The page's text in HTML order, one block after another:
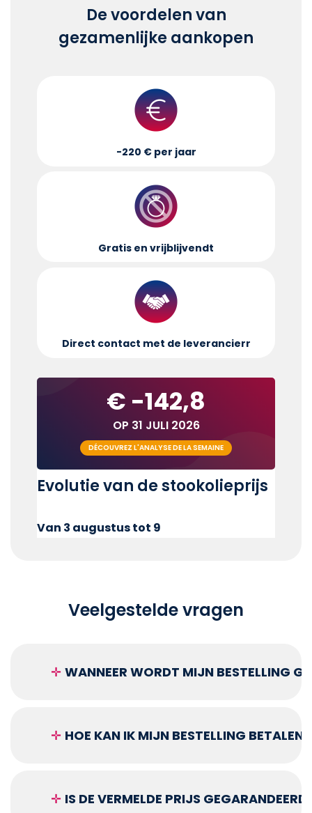
De voordelen van
gezamenlijke aankopen
-220 € per jaar
Gratis en vrijblijvendt
Direct contact met de leverancierr
€ -142,8
OP 31 JULI 2026
DÉCOUVREZ L'ANALYSE DE LA SEMAINE
Evolutie van de stookolieprijs
Van 3 augustus tot 9
Veelgestelde vragen
✛ WANNEER WORDT MIJN BESTELLING
✛ HOE KAN IK MIJN BESTELLING BETALEN?
✛ IS DE VERMELDE PRIJS